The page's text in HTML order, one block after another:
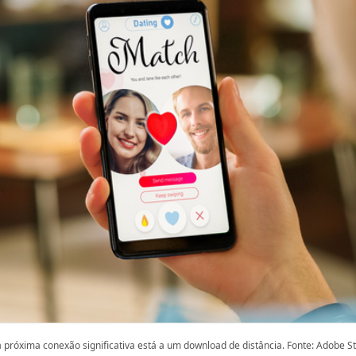
próxima conexão significativa está a um download de distância. Fonte: Adobe